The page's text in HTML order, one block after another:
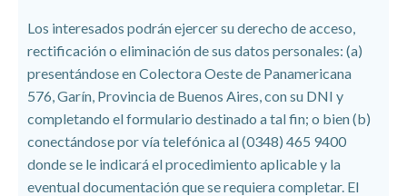
Los interesados podrán ejercer su derecho de acceso,
rectificación o eliminación de sus datos personales: (a)
presentándose en Colectora Oeste de Panamericana
576, Garín, Provincia de Buenos Aires, con su DNI y
completando el formulario destinado a tal fin; o bien (b)
conectándose por vía telefónica al (0348) 465 9400
donde se le indicará el procedimiento aplicable y la
eventual documentación que se requiera completar. El